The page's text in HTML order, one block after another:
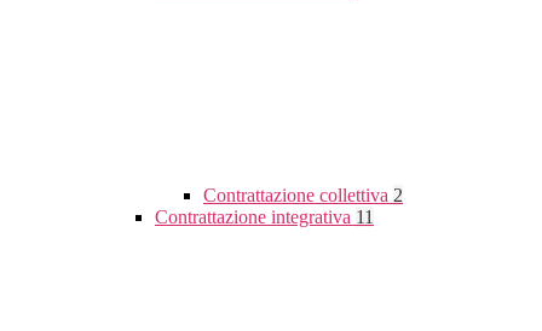
Contrattazione collettiva 2
Contrattazione integrativa 11